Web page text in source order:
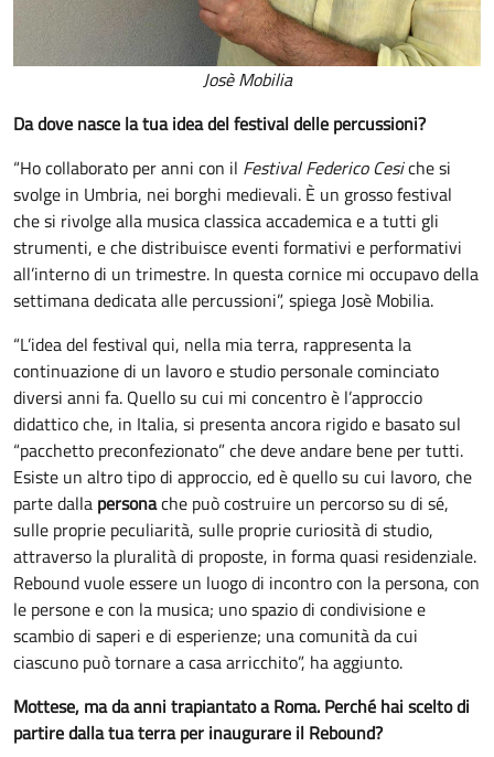
Josè Mobilia
Da dove nasce la tua idea del festival delle percussioni?
“Ho collaborato per anni con il Festival Federico Cesiche si
svolge in Umbria, nei borghi medievali. È un grosso festival
che si rivolge alla musica classica accademica e a tutti gli
strumenti, e che distribuisce eventi formativi e performativi
all’interno di un trimestre. In questa cornice mi occupavo della
settimana dedicata alle percussioni”, spiega Josè Mobilia.
“L’idea del festival qui, nella mia terra, rappresenta la
continuazione di un lavoro e studio personale cominciato
diversi anni fa. Quello su cui mi concentro è l’approccio
didattico che, in Italia, si presenta ancora rigido e basato sul
“pacchetto preconfezionato” che deve andare bene per tutti.
Esiste un altro tipo di approccio, ed è quello su cui lavoro, che
parte dalla personache può costruire un percorso su di sé,
sulle proprie peculiarità, sulle proprie curiosità di studio,
attraverso la pluralità di proposte, in forma quasi residenziale.
Rebound vuole essere un luogo di incontro con la persona, con
le persone e con la musica; uno spazio di condivisione e
scambio di saperi e di esperienze; una comunità da cui
ciascuno può tornare a casa arricchito”, ha aggiunto.
Mottese, ma da anni trapiantato a Roma. Perché hai scelto di
partire dalla tua terra per inaugurare il Rebound?